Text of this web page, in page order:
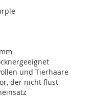
und Tierhaare
der nicht flust